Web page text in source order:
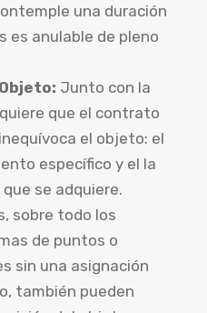
una duración
es anulable de pleno
Junto con la
que el contrato
el objeto: el
específico y el la
se adquiere.
sobre todo los
de puntos o
sin una asignación
también pueden